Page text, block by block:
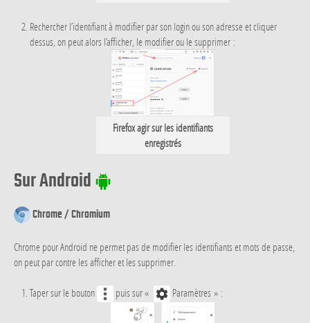
Rechercher l’identifiant à modifier par son login ou son adresse et cliquer
dessus, on peut alors l’afficher, le modifier ou le supprimer :
Firefox agir sur les identifiants
enregistrés
Sur Android
Chrome / Chromium
Chrome pour Android ne permet pas de modifier les identifiants et mots de passe,
on peut par contre les afficher et les supprimer.
Taper sur le bouton puis sur « Paramètres » :